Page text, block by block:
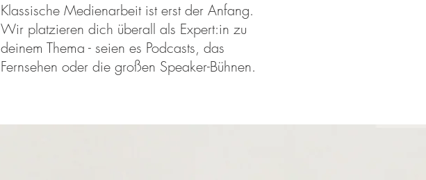
Klassische Medienarbeit ist erst der Anfang.
Wir platzieren dich überall als Expert:in zu
deinem Thema - seien es Podcasts, das
Fernsehen oder die großen Speaker-Bühnen.